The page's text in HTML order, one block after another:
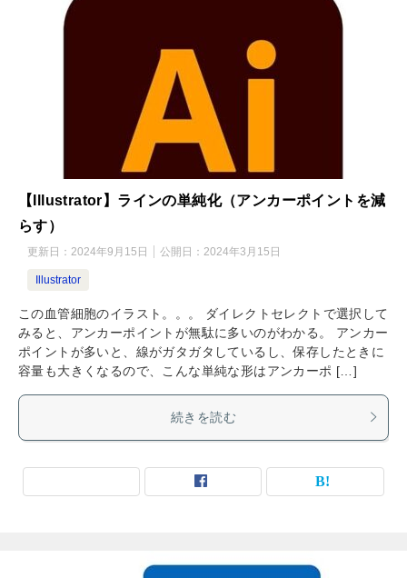
【Illustrator】ラインの単純化（アンカーポイントを減
らす）
更新日： 2024年9月15日 公開日： 2024年3月15日
Illustrator
この血管細胞のイラスト。。。 ダイレクトセレクトで選択して
みると、アンカーポイントが無駄に多いのがわかる。 アンカー
ポイントが多いと、線がガタガタしているし、保存したときに
容量も大きくなるので、こんな単純な形はアンカーポ […]
続きを読む